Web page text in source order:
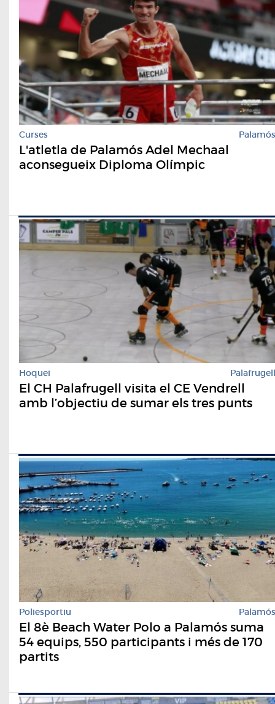
Curses Palamós
L'atletla de Palamós Adel Mechaal
aconsegueix Diploma Olímpic
Hoquei Palafrugell
El CH Palafrugell visita el CE Vendrell
amb l’objectiu de sumar els tres punts
Poliesportiu Palamós
El 8è Beach Water Polo a Palamós suma
54 equips, 550 participants i més de 170
partits